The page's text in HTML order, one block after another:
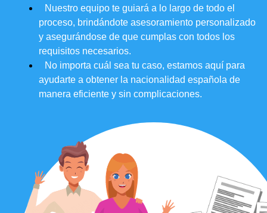
Nuestro equipo te guiará a lo largo de todo el
proceso, brindándote asesoramiento personalizado
y asegurándose de que cumplas con todos los
requisitos necesarios.
No importa cuál sea tu caso, estamos aquí para
ayudarte a obtener la nacionalidad española de
manera eficiente y sin complicaciones.